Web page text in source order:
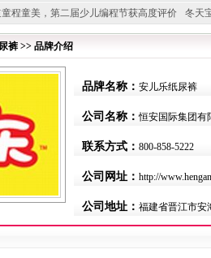
程童美，第二届少儿编程节获高度评价
冬天
服务转型,毕竟母婴产品比较特殊。”
妇幼广场
裤 >> 品牌介绍
品牌名称： 安儿乐纸尿裤
公司名称：恒安国际集团有
联系方式： 800-858-5222
公司网址： http://
公司地址： 福建省晋江市安